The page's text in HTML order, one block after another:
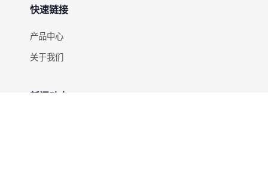
快速链接
产品中心
关于我们
新闻动态